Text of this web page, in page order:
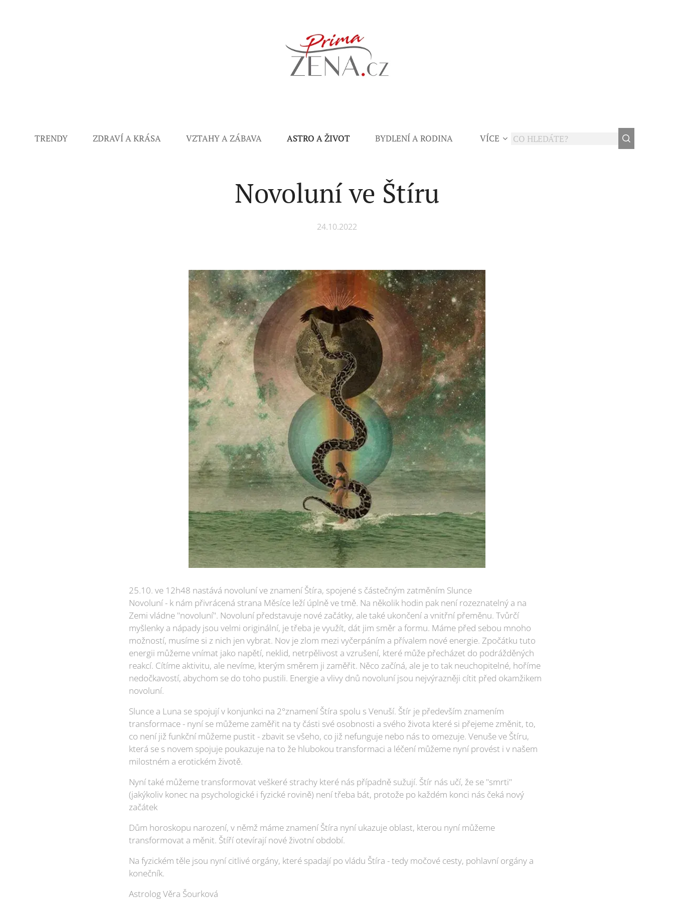
TRENDY ZDRAVÍ A KRÁSA VZTAHY A ZÁBAVA ASTRO A ŽIVOT BYDLENÍ A RODINA VÍCE
Novoluní ve Štíru
24.10.2022
25.10. ve 12h48 nastává novoluní ve znamení Štíra, spojené s částečným zatměním Slunce
Novoluní - k nám přivrácená strana Měsíce leží úplně ve tmě. Na několik hodin pak není rozeznatelný a na
Zemi vládne "novoluní". Novoluní představuje nové začátky, ale také ukončení a vnitřní přeměnu. Tvůrčí
myšlenky a nápady jsou velmi originální, je třeba je využít, dát jim směr a formu. Máme před sebou mnoho
možností, musíme si z nich jen vybrat. Nov je zlom mezi vyčerpáním a přívalem nové energie. Zpočátku tuto
energii můžeme vnímat jako napětí, neklid, netrpělivost a vzrušení, které může přecházet do podrážděných
reakcí. Cítíme aktivitu, ale nevíme, kterým směrem ji zaměřit. Něco začíná, ale je to tak neuchopitelné, hoříme
nedočkavostí, abychom se do toho pustili. Energie a vlivy dnů novoluní jsou nejvýrazněji cítit před okamžikem
novoluní.
Slunce a Luna se spojují v konjunkci na 2°znamení Štíra spolu s Venuší. Štír je především znamením
transformace - nyní se můžeme zaměřit na ty části své osobnosti a svého života které si přejeme změnit, to,
co není již funkční můžeme pustit - zbavit se všeho, co již nefunguje nebo nás to omezuje. Venuše ve Štíru,
která se s novem spojuje poukazuje na to že hlubokou transformaci a léčení můžeme nyní provést i v našem
milostném a erotickém životě.
Nyní také můžeme transformovat veškeré strachy které nás případně sužují. Štír nás učí, že se "smrti"
(jakýkoliv konec na psychologické i fyzické rovině) není třeba bát, protože po každém konci nás čeká nový
začátek
Dům horoskopu narození, v němž máme znamení Štíra nyní ukazuje oblast, kterou nyní můžeme
transformovat a měnit. Štíří otevírají nové životní období.
Na fyzickém těle jsou nyní citlivé orgány, které spadají po vládu Štíra - tedy močové cesty, pohlavní orgány a
konečník.
Astrolog Věra Šourková